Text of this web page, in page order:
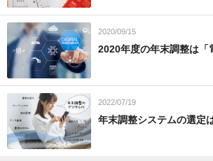
2020/09/15
2020年度の年末調整は「
2022/07/19
年末調整システムの選定